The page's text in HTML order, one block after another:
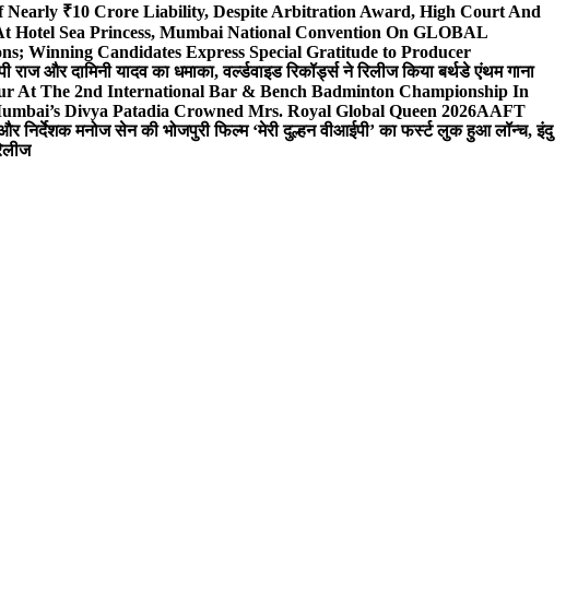
Nearly ₹10 Crore Liability, Despite Arbitration Award, High Court And
Hotel Sea Princess, Mumbai National Convention On GLOBAL
Winning Candidates Express Special Gratitude to Producer
राज और दामिनी यादव का धमाका, वर्ल्डवाइड रिकॉर्ड्स ने रिलीज किया बर्थडे एंथम गाना
At The 2nd International Bar & Bench Badminton Championship In
Divya Patadia Crowned Mrs. Royal Global Queen 2026AAFT
और निर्देशक मनोज सेन की भोजपुरी फिल्म ‘मेरी दुल्हन वीआईपी’ का फर्स्ट लुक हुआ लॉन्च, इंदु